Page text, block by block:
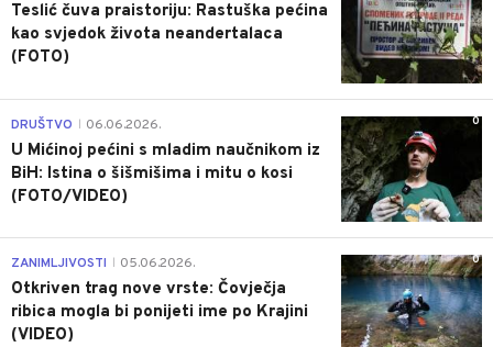
Teslić čuva praistoriju: Rastuška pećina
kao svjedok života neandertalaca
(FOTO)
0
DRUŠTVO 06.06.2026.
U Mićinoj pećini s mladim naučnikom iz
BiH: Istina o šišmišima i mitu o kosi
(FOTO/VIDEO)
0
ZANIMLJIVOSTI 05.06.2026.
Otkriven trag nove vrste: Čovječja
ribica mogla bi ponijeti ime po Krajini
(VIDEO)